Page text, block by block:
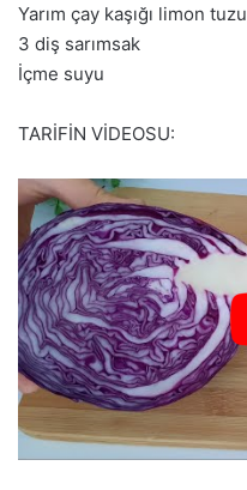
Yarım çay kaşığı limon tuzu
3 diş sarımsak
İçme suyu
TARİFİN VİDEOSU: